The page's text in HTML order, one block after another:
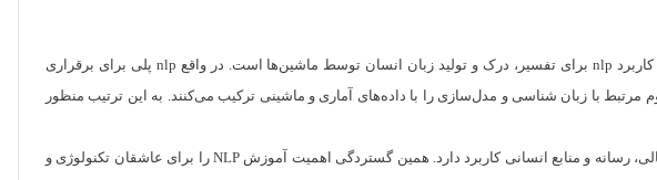
NLP یا Natural Language Processing یکی از زیرشاخه‌های هوش مصنوعی (Ai) است که کاربردهای متنوع و گسترده‌ای دارد. بیشترین کاربرد nlp برای تفسیر، درک و تولید زبان انسان توسط ماشین‌ها است. در واقع nlp پلی برای برقراری
مرتبط با زبان شناسی و مدل‌سازی را با داده‌های آماری و ماشینی ترکیب می‌کنند. به این ترتیب منظور
همانطور که گفتیم کاربردهای nlp همانند کاربردهای هوش مصنوعی گسترده هستند؛ در حال حاضر nlp در صنایعی چون پزشکی، امور مالی، رسانه و منابع انسانی کاربرد دارد. همین گستردگی اهمیت آموزش NLP را برای عاشقان تکنولوژی و